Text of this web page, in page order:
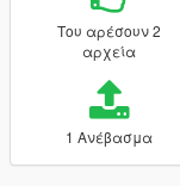
Του αρέσουν 2
αρχεία
1 Ανέβασμα